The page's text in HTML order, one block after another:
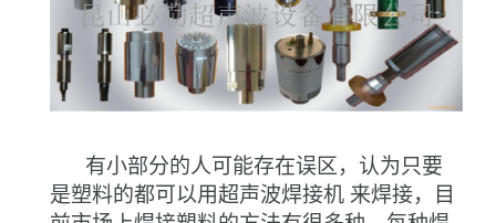
有小部分的人可能存在误区，认为只要
是塑料的都可以用超声波焊接机 来焊接，目